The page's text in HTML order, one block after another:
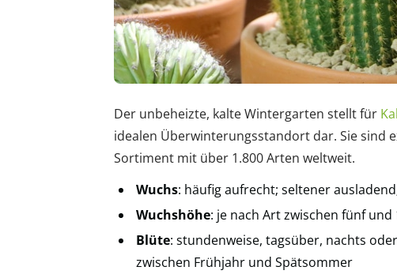
Der unbeheizte, kalte Wintergarten stellt für
idealen Überwinterungsstandort dar. Sie sind
Sortiment mit über 1.800 Arten weltweit.
Wuchs: häufig aufrecht; seltener
Wuchshöhe: je nach Art zwischen fünf
Blüte: stundenweise, tagsüber, nachts
zwischen Frühjahr und Spätsommer